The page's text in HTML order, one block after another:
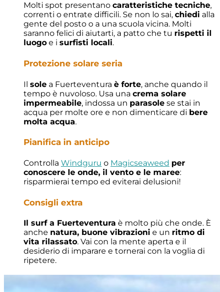
Molti spot presentano caratteristiche tecniche,
correnti o entrate difficili. Se non lo sai, chiedi alla
gente del posto o a una scuola vicina. Molti
saranno felici di aiutarti, a patto che tu rispetti il
luogo e i surfisti locali.
Protezione solare seria
Il sole a Fuerteventura è forte, anche quando il
tempo è nuvoloso. Usa una crema solare
impermeabile, indossa un parasole se stai in
acqua per molte ore e non dimenticare di bere
molta acqua.
Pianifica in anticipo
Controlla Windguru o Magicseaweed per
conoscere le onde, il vento e le maree:
risparmierai tempo ed eviterai delusioni!
Consigli extra
Il surf a Fuerteventura è molto più che onde. È
anche natura, buone vibrazioni e un ritmo di
vita rilassato. Vai con la mente aperta e il
desiderio di imparare e tornerai con la voglia di
ripetere.